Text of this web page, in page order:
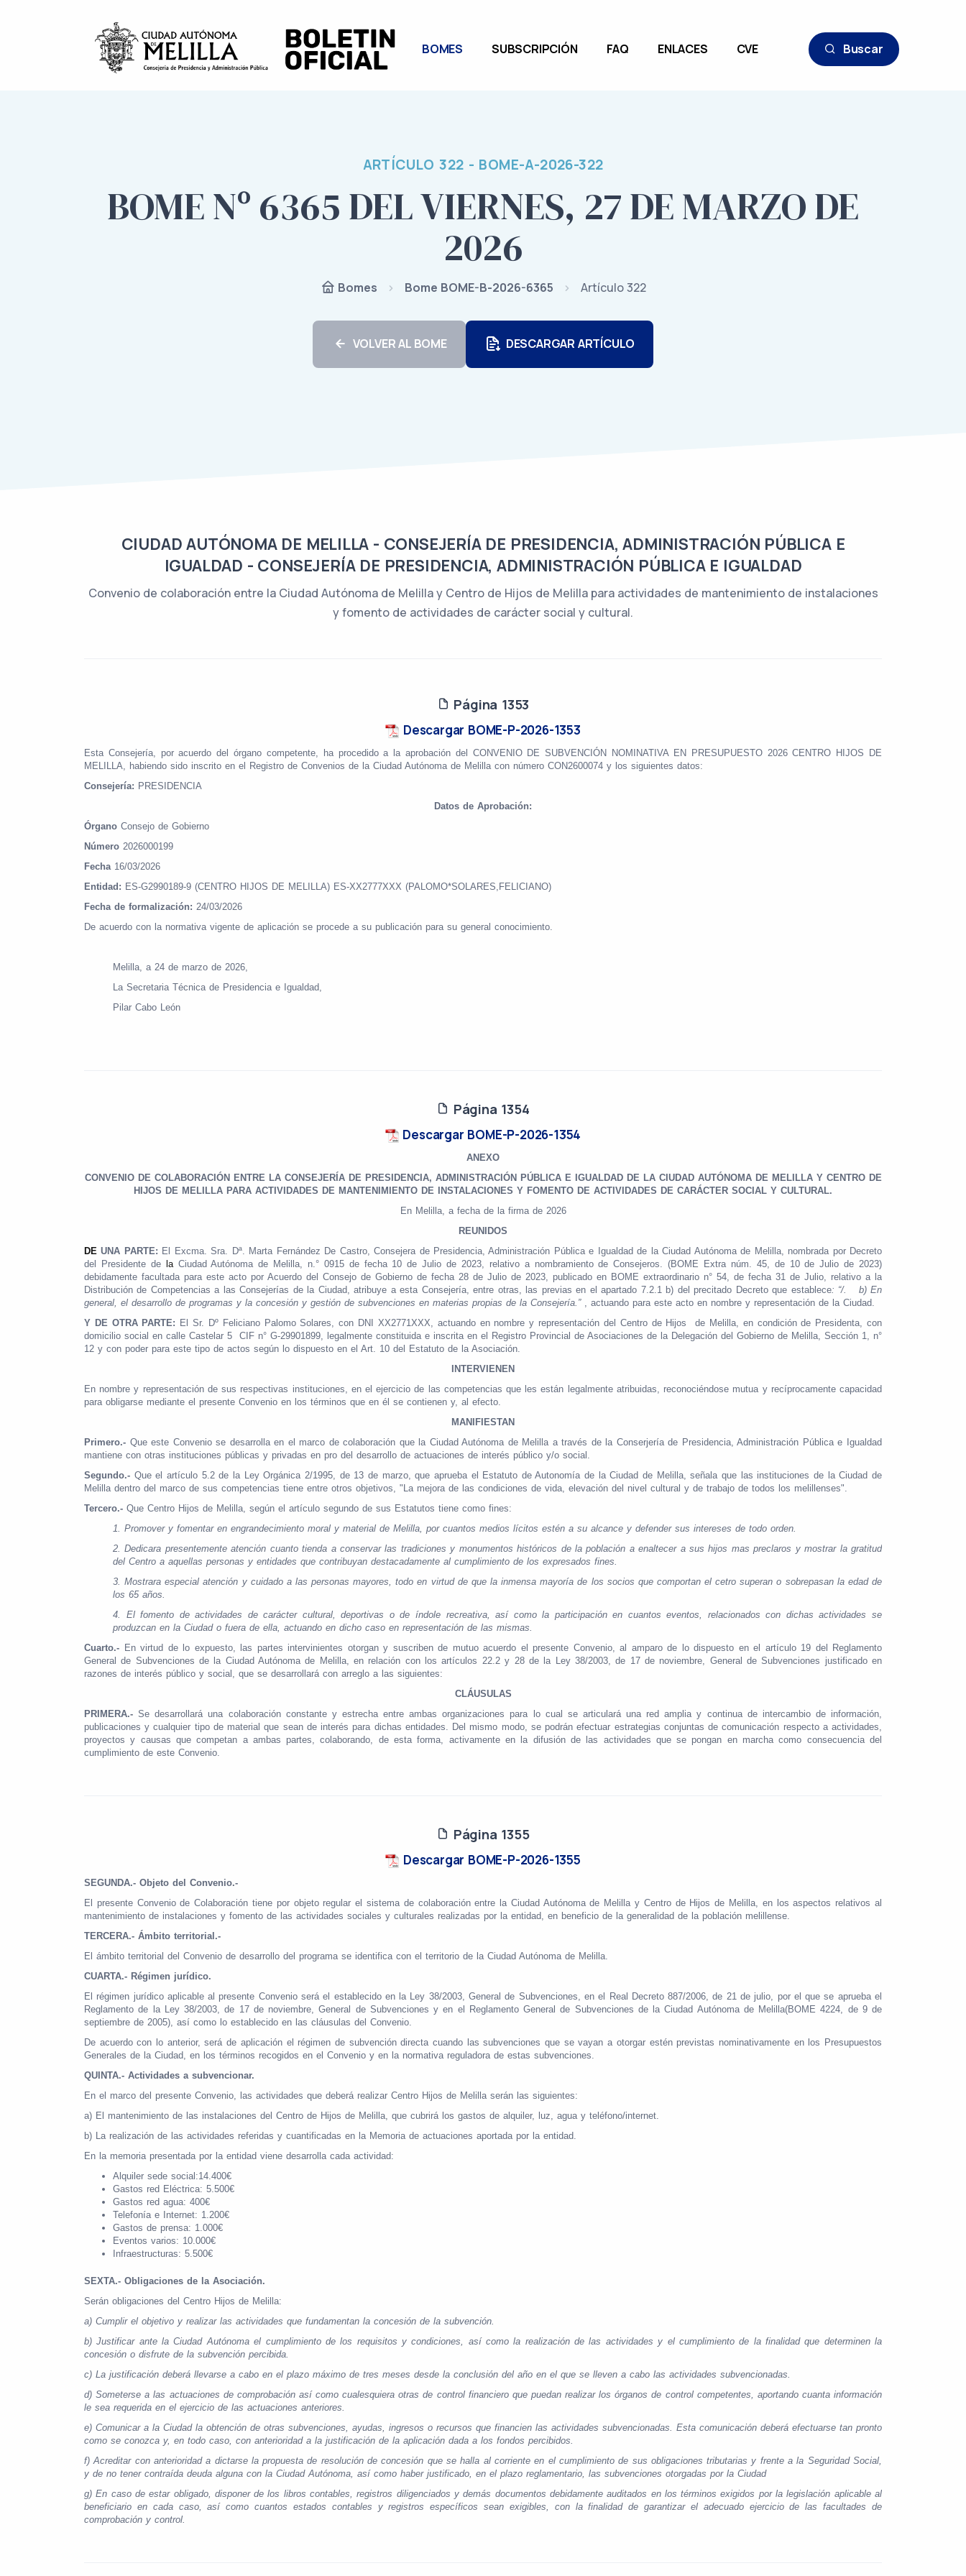
BOMES SUBSCRIPCIÓN FAQ ENLACES CVE Buscar
ARTÍCULO 322 - BOME-A-2026-322
BOME Nº 6365 DEL VIERNES, 27 DE MARZO DE
2026
Bomes Bome BOME-B-2026-6365 Artículo 322
VOLVER AL BOME DESCARGAR ARTÍCULO
CIUDAD AUTÓNOMA DE MELILLA - CONSEJERÍA DE PRESIDENCIA, ADMINISTRACIÓN PÚBLICA E
IGUALDAD - CONSEJERÍA DE PRESIDENCIA, ADMINISTRACIÓN PÚBLICA E IGUALDAD
Convenio de colaboración entre la Ciudad Autónoma de Melilla y Centro de Hijos de Melilla para actividades de mantenimiento de instalaciones
y fomento de actividades de carácter social y cultural.
Página 1353
Descargar BOME-P-2026-1353
Esta Consejería, por acuerdo del órgano competente, ha procedido a la aprobación del CONVENIO DE SUBVENCIÓN NOMINATIVA EN PRESUPUESTO 2026 CENTRO HIJOS DE
MELILLA, habiendo sido inscrito en el Registro de Convenios de la Ciudad Autónoma de Melilla con número CON2600074 y los siguientes datos:
Consejería: PRESIDENCIA
Datos de Aprobación:
Órgano Consejo de Gobierno
Número 2026000199
Fecha 16/03/2026
Entidad: ES-G2990189-9 (CENTRO HIJOS DE MELILLA) ES-XX2777XXX (PALOMO*SOLARES,FELICIANO)
Fecha de formalización: 24/03/2026
De acuerdo con la normativa vigente de aplicación se procede a su publicación para su general conocimiento.
Melilla, a 24 de marzo de 2026,
La Secretaria Técnica de Presidencia e Igualdad,
Pilar Cabo León
Página 1354
Descargar BOME-P-2026-1354
ANEXO
CONVENIO DE COLABORACIÓN ENTRE LA CONSEJERÍA DE PRESIDENCIA, ADMINISTRACIÓN PÚBLICA E IGUALDAD DE LA CIUDAD AUTÓNOMA DE MELILLA Y CENTRO DE
HIJOS DE MELILLA PARA ACTIVIDADES DE MANTENIMIENTO DE INSTALACIONES Y FOMENTO DE ACTIVIDADES DE CARÁCTER SOCIAL Y CULTURAL.
En Melilla, a fecha de la firma de 2026
REUNIDOS
DEUNA PARTE: El Excma. Sra. Dª. Marta Fernández De Castro, Consejera de Presidencia, Administración Pública e Igualdad de la Ciudad Autónoma de Melilla, nombrada por Decreto
del Presidente de la Ciudad Autónoma de Melilla, n.° 0915 de fecha 10 de Julio de 2023, relativo a nombramiento de Consejeros. (BOME Extra núm. 45, de 10 de Julio de 2023)
debidamente facultada para este acto por Acuerdo del Consejo de Gobierno de fecha 28 de Julio de 2023, publicado en BOME extraordinario n° 54, de fecha 31 de Julio, relativo a la
Distribución de Competencias a las Consejerías de la Ciudad, atribuye a esta Consejería, entre otras, las previas en el apartado 7.2.1 b) del precitado Decreto que establece: “/. b) En
general, el desarrollo de programas y la concesión y gestión de subvenciones en materias propias de la Consejería.”
, actuando para este acto en nombre y representación de la Ciudad.
Y DE OTRA PARTE: El Sr. Dº Feliciano Palomo Solares, con DNI XX2771XXX, actuando en nombre y representación del Centro de Hijos de Melilla, en condición de Presidenta, con
domicilio social en calle Castelar 5 CIF n° G-29901899, legalmente constituida e inscrita en el Registro Provincial de Asociaciones de la Delegación del Gobierno de Melilla, Sección 1, n°
12 y con poder para este tipo de actos según lo dispuesto en el Art. 10 del Estatuto de la Asociación.
INTERVIENEN
En nombre y representación de sus respectivas instituciones, en el ejercicio de las competencias que les están legalmente atribuidas, reconociéndose mutua y recíprocamente capacidad
para obligarse mediante el presente Convenio en los términos que en él se contienen y, al efecto.
MANIFIESTAN
Primero.- Que este Convenio se desarrolla en el marco de colaboración que la Ciudad Autónoma de Melilla a través de la Conserjería de Presidencia, Administración Pública e Igualdad
mantiene con otras instituciones públicas y privadas en pro del desarrollo de actuaciones de interés público y/o social.
Segundo.- Que el artículo 5.2 de la Ley Orgánica 2/1995, de 13 de marzo, que aprueba el Estatuto de Autonomía de la Ciudad de Melilla, señala que las instituciones de la Ciudad de
Melilla dentro del marco de sus competencias tiene entre otros objetivos, "La mejora de las condiciones de vida, elevación del nivel cultural y de trabajo de todos los melillenses".
Tercero.- Que Centro Hijos de Melilla, según el artículo segundo de sus Estatutos tiene como fines:
1. Promover y fomentar en engrandecimiento moral y material de Melilla, por cuantos medios lícitos estén a su alcance y defender sus intereses de todo orden.
2.Dedicara presentemente atención cuanto tienda a conservar las tradiciones y monumentos históricos de la población a enaltecer a sus hijos mas preclaros y mostrar la gratitud
del Centro a aquellas personas y entidades que contribuyan destacadamente al cumplimiento de los expresados fines.
3.Mostrara especial atención y cuidado a las personas mayores, todo en virtud de que la inmensa mayoría de los socios que comportan el cetro superan o sobrepasan la edad de
los 65 años.
4. El fomento de actividades de carácter cultural, deportivas o de índole recreativa, así como la participación en cuantos eventos, relacionados con dichas actividades se
produzcan en la Ciudad o fuera de ella, actuando en dicho caso en representación de las mismas.
Cuarto.- En virtud de lo expuesto, las partes intervinientes otorgan y suscriben de mutuo acuerdo el presente Convenio, al amparo de lo dispuesto en el artículo 19 del Reglamento
General de Subvenciones de la Ciudad Autónoma de Melilla, en relación con los artículos 22.2 y 28 de la Ley 38/2003, de 17 de noviembre, General de Subvenciones justificado en
razones de interés público y social, que se desarrollará con arreglo a las siguientes:
CLÁUSULAS
PRIMERA.-Se desarrollará una colaboración constante y estrecha entre ambas organizaciones para lo cual se articulará una red amplia y continua de intercambio de información,
publicaciones y cualquier tipo de material que sean de interés para dichas entidades. Del mismo modo, se podrán efectuar estrategias conjuntas de comunicación respecto a actividades,
proyectos y causas que competan a ambas partes, colaborando, de esta forma, activamente en la difusión de las actividades que se pongan en marcha como consecuencia del
cumplimiento de este Convenio.
Página 1355
Descargar BOME-P-2026-1355
SEGUNDA.- Objeto del Convenio.-
El presente Convenio de Colaboración tiene por objeto regular el sistema de colaboración entre la Ciudad Autónoma de Melilla y Centro de Hijos de Melilla, en los aspectos relativos al
mantenimiento de instalaciones y fomento de las actividades sociales y culturales realizadas por la entidad, en beneficio de la generalidad de la población melillense.
TERCERA.- Ámbito territorial.-
El ámbito territorial del Convenio de desarrollo del programa se identifica con el territorio de la Ciudad Autónoma de Melilla.
CUARTA.- Régimen jurídico.
El régimen jurídico aplicable al presente Convenio será el establecido en la Ley 38/2003, General de Subvenciones, en el Real Decreto 887/2006, de 21 de julio, por el que se aprueba el
Reglamento de la Ley 38/2003, de 17 de noviembre, General de Subvenciones y en el Reglamento General de Subvenciones de la Ciudad Autónoma de Melilla(BOME 4224, de 9 de
septiembre de 2005), así como lo establecido en las cláusulas del Convenio.
De acuerdo con lo anterior, será de aplicación el régimen de subvención directa cuando las subvenciones que se vayan a otorgar estén previstas nominativamente en los Presupuestos
Generales de la Ciudad, en los términos recogidos en el Convenio y en la normativa reguladora de estas subvenciones.
QUINTA.- Actividades a subvencionar.
En el marco del presente Convenio, las actividades que deberá realizar Centro Hijos de Melilla serán las siguientes:
a) El mantenimiento de las instalaciones del Centro de Hijos de Melilla, que cubrirá los gastos de alquiler, luz, agua y teléfono/internet.
b) La realización de las actividades referidas y cuantificadas en la Memoria de actuaciones aportada por la entidad.
En la memoria presentada por la entidad viene desarrolla cada actividad:
Alquiler sede social:14.400€
Gastos red Eléctrica: 5.500€
Gastos red agua: 400€
Telefonía e Internet: 1.200€
Gastos de prensa: 1.000€
Eventos varios: 10.000€
Infraestructuras: 5.500€
SEXTA.- Obligaciones de la Asociación.
Serán obligaciones del Centro Hijos de Melilla:
a) Cumplir el objetivo y realizar las actividades que fundamentan la concesión de la subvención.
b)Justificar ante la Ciudad Autónoma el cumplimiento de los requisitos y condiciones, así como la realización de las actividades y el cumplimiento de la finalidad que determinen la
concesión o disfrute de la subvención percibida.
c) La justificación deberá llevarse a cabo en el plazo máximo de tres meses desde la conclusión del año en el que se lleven a cabo las actividades subvencionadas.
d)Someterse a las actuaciones de comprobación así como cualesquiera otras de control financiero que puedan realizar los órganos de control competentes, aportando cuanta información
le sea requerida en el ejercicio de las actuaciones anteriores.
e) Comunicar a la Ciudad la obtención de otras subvenciones, ayudas, ingresos o recursos que financien las actividades subvencionadas. Esta comunicación deberá efectuarse tan pronto
como se conozca y, en todo caso, con anterioridad a la justificación de la aplicación dada a los fondos percibidos.
f)Acreditar con anterioridad a dictarse la propuesta de resolución de concesión que se halla al corriente en el cumplimiento de sus obligaciones tributarias y frente a la Seguridad Social,
y de no tener contraída deuda alguna con la Ciudad Autónoma, así como haber justificado, en el plazo reglamentario, las subvenciones otorgadas por la Ciudad
g)En caso de estar obligado, disponer de los libros contables, registros diligenciados y demás documentos debidamente auditados en los términos exigidos por la legislación aplicable al
beneficiario en cada caso, así como cuantos estados contables y registros específicos sean exigibles, con la finalidad de garantizar el adecuado ejercicio de las facultades de
comprobación y control.